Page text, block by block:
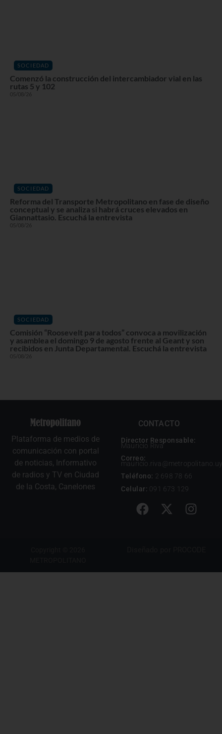
SOCIEDAD
Comenzó la construcción del intercambiador vial en las
rutas 5 y 102
05/08/26
SOCIEDAD
Reforma del Transporte Metropolitano en fase de diseño
conceptual y se analiza si habrá cruces elevados en
Giannattasio. Escuchá la entrevista
05/08/26
SOCIEDAD
Comisión “Roosevelt para todos” convoca a movilización
y asamblea el domingo 9 de agosto frente al Geant y son
recibidos en Junta Departamental. Escuchá la entrevista
05/08/26
Plataforma de medios de
comunicación con portal
de noticias, Informativo
de radios y TV en Ciudad
de la Costa, Canelones
CONTACTO
Director Responsable:
Mauricio Riva
Correo:
mauricio.riva@metropolitano.uy
Teléfono: 2 698 78 66
Celular: 091 673 129